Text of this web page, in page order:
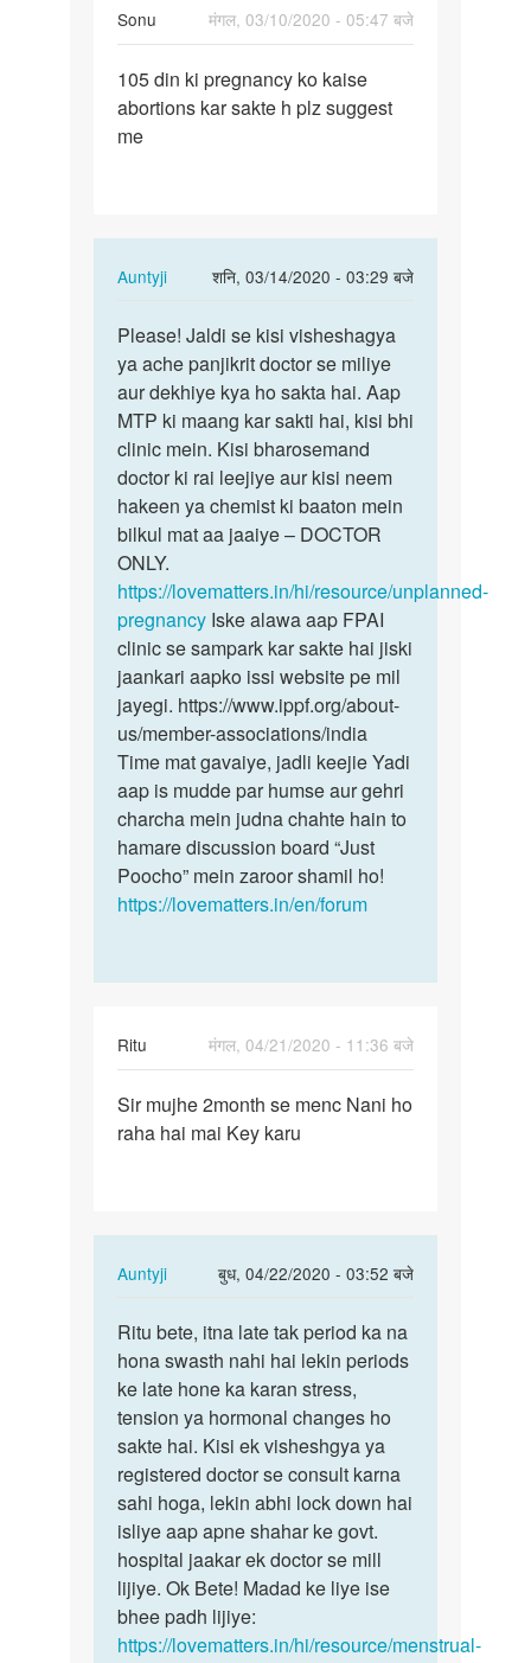
Sonu
मंगल, 03/10/2020 - 05:47 बजे
105
din
ki
105 din ki pregnancy ko kaise
abortions kar sakte h plz suggest
me
Auntyji
शनि, 03/14/2020 - 03:29 बजे
In
to
105
din
ki
pregnancy
ko…
by
Sonu
Please!
Jaldi
se
kisi…
Please! Jaldi se kisi visheshagya
ya ache panjikrit doctor se miliye
aur dekhiye kya ho sakta hai. Aap
MTP ki maang kar sakti hai, kisi bhi
clinic mein. Kisi bharosemand
doctor ki rai leejiye aur kisi neem
hakeen ya chemist ki baaton mein
bilkul mat aa jaaiye – DOCTOR
ONLY.
https://lovematters.in/hi/resource/unplanned-
pregnancy Iske alawa aap FPAI
clinic se sampark kar sakte hai jiski
jaankari aapko issi website pe mil
jayegi. https://www.ippf.org/about-
us/member-associations/india
Time mat gavaiye, jadli keejie Yadi
aap is mudde par humse aur gehri
charcha mein judna chahte hain to
hamare discussion board “Just
Poocho” mein zaroor shamil ho!
https://lovematters.in/en/forum
Ritu
मंगल, 04/21/2020 - 11:36 बजे
Sir
mujhe
Sir mujhe 2month se menc Nani ho
raha hai mai Key karu
Auntyji
बुध, 04/22/2020 - 03:52 बजे
In
to
Sir
mujhe
2month
se
menc…
by
Ritu
Ritu
bete,
itna
late
tak…
Ritu bete, itna late tak period ka na
hona swasth nahi hai lekin periods
ke late hone ka karan stress,
tension ya hormonal changes ho
sakte hai. Kisi ek visheshgya ya
registered doctor se consult karna
sahi hoga, lekin abhi lock down hai
isliye aap apne shahar ke govt.
hospital jaakar ek doctor se mill
lijiye. Ok Bete! Madad ke liye ise
bhee padh lijiye:
https://lovematters.in/hi/resource/menstrual-